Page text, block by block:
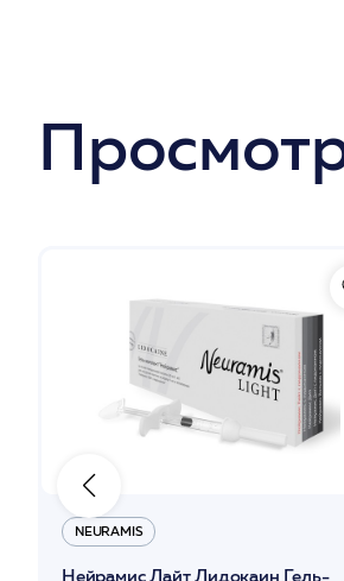
NEURAMIS
Нейрамис Лайт Лидокаин Гель-